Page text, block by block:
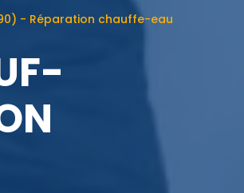
- Réparation chauffe-eau